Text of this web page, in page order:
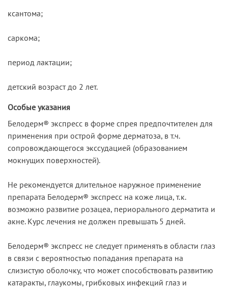
ксантома;
саркома;
период лактации;
детский возраст до 2 лет.
Особые указания
Белодерм® экспресс в форме спрея предпочтителен для
применения при острой форме дерматоза, в т.ч.
сопровождающегося экссудацией (образованием
мокнущих поверхностей).
Не рекомендуется длительное наружное применение
препарата Белодерм® экспресс на коже лица, т.к.
возможно развитие розацеа, периорального дерматита и
акне. Курс лечения не должен превышать 5 дней.
Белодерм® экспресс не следует применять в области глаз
в связи с вероятностью попадания препарата на
слизистую оболочку, что может способствовать развитию
катаракты, глаукомы, грибковых инфекций глаз и